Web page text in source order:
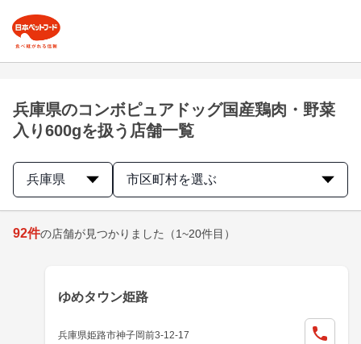
兵庫県のコンボピュアドッグ国産鶏肉・野菜
入り600gを扱う店舗一覧
兵庫県 市区町村を選ぶ
92件の店舗が見つかりました （1~20件目）
ゆめタウン姫路
兵庫県姫路市神子岡前3-12-17